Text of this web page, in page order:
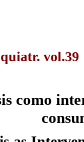
como